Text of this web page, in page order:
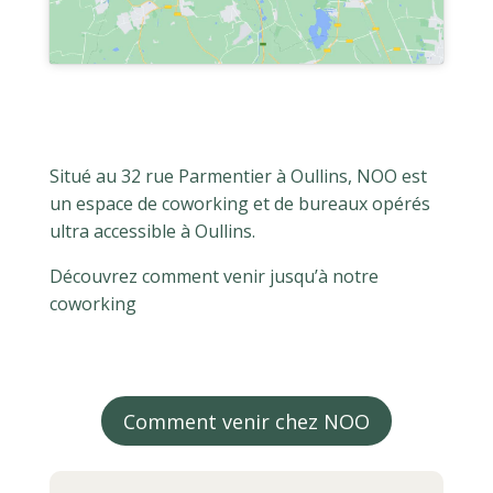
Situé au 32 rue Parmentier à Oullins, NOO est
un espace de coworking et de bureaux opérés
ultra accessible à Oullins.
Découvrez comment venir jusqu’à notre
coworking
Comment venir chez NOO